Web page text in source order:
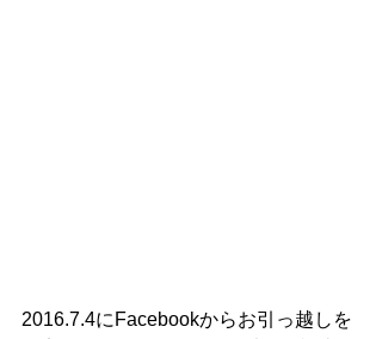
2016.7.4にFacebookからお引っ越しを